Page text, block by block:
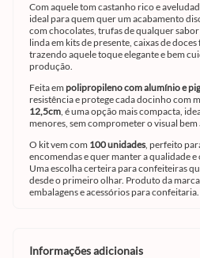
Com aquele tom castanho rico e
ideal para quem quer um acabamento
com chocolates, trufas de qualquer
linda em kits de presente, caixas de doces
trazendo aquele toque elegante e bem
produção.
Feita em polipropileno com alumínio e
resistência e protege cada docinho com
12,5cm, é uma opção mais compacta,
menores, sem comprometer o visual bem
O kit vem com 100 unidades, perfeito
encomendas e quer manter a qualidade
Uma escolha certeira para confeiteiras
desde o primeiro olhar. Produto da marca
embalagens e acessórios para confeitaria.
informações adicionais